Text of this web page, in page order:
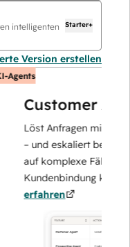
intelligenten
Starter+
Version erstellen
Customer Agent
Löst Anfragen mit
– und eskaliert bei Bedarf,
auf komplexe Fälle und
Kundenbindung
erfahren